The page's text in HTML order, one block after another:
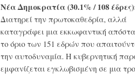
Νέα Δημοκρατία (30.1% / 108
Διατηρεί την πρωτοκαθεδρία, αλλά
καταγράφει μια εκκωφαντική
το όριο των 151 εδρών που
την αυτοδυναμία. Η κυβερνητική
εμφανίζεται εγκλωβισμένη σε μια